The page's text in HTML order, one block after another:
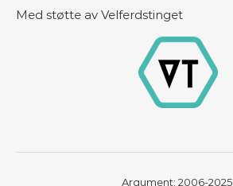
Med støtte av Velferdstinget
Argument: 2006-2025.